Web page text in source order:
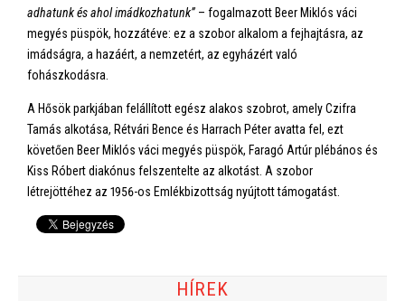
adhatunk és ahol imádkozhatunk” – fogalmazott Beer Miklós váci
megyés püspök, hozzátéve: ez a szobor alkalom a fejhajtásra, az
imádságra, a hazáért, a nemzetért, az egyházért való
fohászkodásra.
A Hősök parkjában felállított egész alakos szobrot, amely Czifra
Tamás alkotása, Rétvári Bence és Harrach Péter avatta fel, ezt
követően Beer Miklós váci megyés püspök, Faragó Artúr plébános és
Kiss Róbert diakónus felszentelte az alkotást. A szobor
létrejöttéhez az 1956-os Emlékbizottság nyújtott támogatást.
HÍREK